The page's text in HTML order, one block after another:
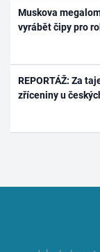
Muskova
vyrábět čipy pro
REPORTÁŽ: Za
zříceniny u